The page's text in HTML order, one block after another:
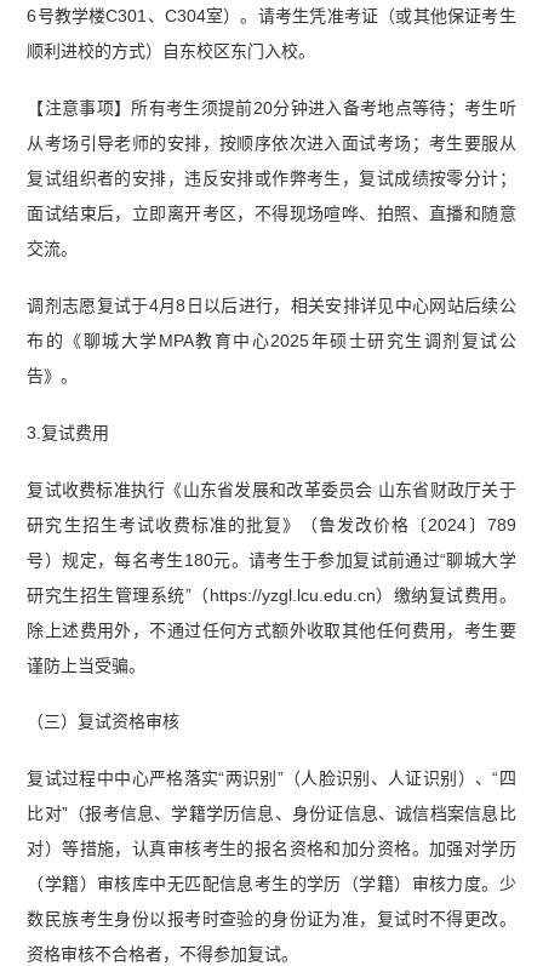
6号教学楼C301、C304室）。请考生凭准考证（或其他保证考生
顺利进校的方式）自东校区东门入校。
【注意事项】所有考生须提前20分钟进入备考地点等待；考生听
从考场引导老师的安排，按顺序依次进入面试考场；考生要服从
复试组织者的安排，违反安排或作弊考生，复试成绩按零分计；
面试结束后，立即离开考区，不得现场喧哗、拍照、直播和随意
交流。
调剂志愿复试于4月8日以后进行，相关安排详见中心网站后续公
布的《聊城大学MPA教育中心2025年硕士研究生调剂复试公
告》。
3.复试费用
复试收费标准执行《山东省发展和改革委员会 山东省财政厅关于
研究生招生考试收费标准的批复》（鲁发改价格〔2024〕789
号）规定，每名考生180元。请考生于参加复试前通过“聊城大学
研究生招生管理系统”（https://yzgl.lcu.edu.cn）缴纳复试费用。
除上述费用外，不通过任何方式额外收取其他任何费用，考生要
谨防上当受骗。
（三）复试资格审核
复试过程中中心严格落实“两识别”（人脸识别、人证识别）、“四
比对”（报考信息、学籍学历信息、身份证信息、诚信档案信息比
对）等措施，认真审核考生的报名资格和加分资格。加强对学历
（学籍）审核库中无匹配信息考生的学历（学籍）审核力度。少
数民族考生身份以报考时查验的身份证为准，复试时不得更改。
资格审核不合格者，不得参加复试。